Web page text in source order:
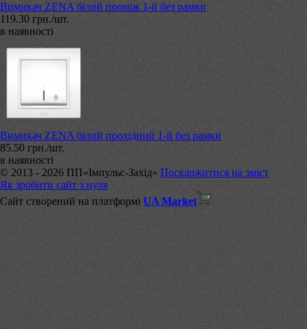
Вимикач ZENA білий проміж 1-й без рамки
119.30 грн./шт.
в наявності
Вимикач ZENA білий прохідний 1-й без рамки
85.50 грн./шт.
в наявності
© 2013 - 2026 ПП«Імпульс-Захід» Поскаржитися на зміст
Як зробити сайт з нуля
Сайт створений на платформі UA Market